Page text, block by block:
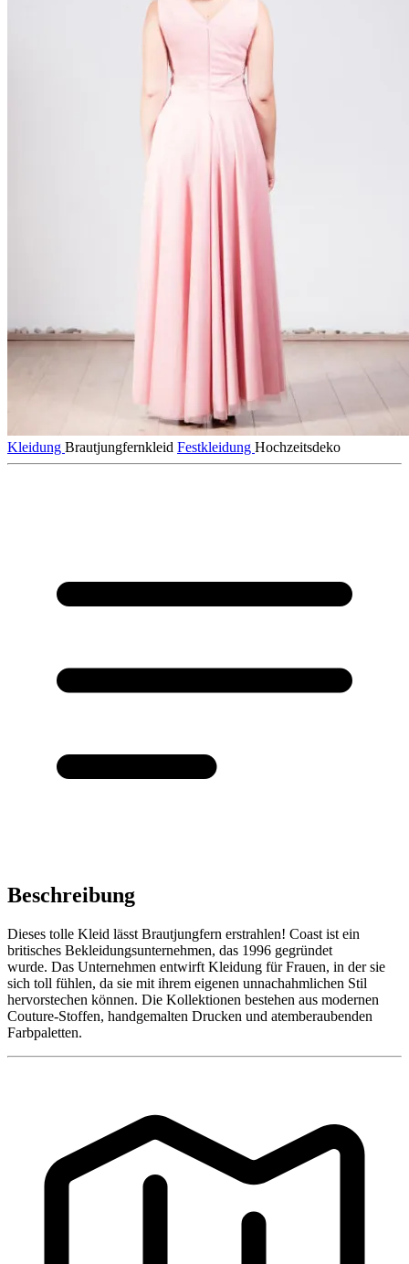
Kleidung Brautjungfernkleid Festkleidung Hochzeitsdeko
Beschreibung
Dieses tolle Kleid lässt Brautjungfern erstrahlen! Coast ist ein
britisches Bekleidungsunternehmen, das 1996 gegründet
wurde. Das Unternehmen entwirft Kleidung für Frauen, in der sie
sich toll fühlen, da sie mit ihrem eigenen unnachahmlichen Stil
hervorstechen können. Die Kollektionen bestehen aus modernen
Couture-Stoffen, handgemalten Drucken und atemberaubenden
Farbpaletten.